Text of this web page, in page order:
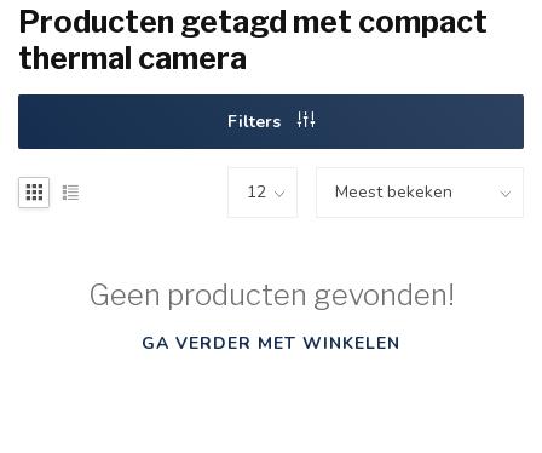
Producten getagd met compact
thermal camera
Filters
Geen producten gevonden!
GA VERDER MET WINKELEN